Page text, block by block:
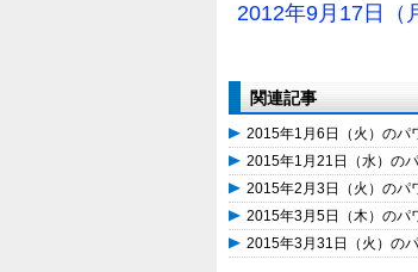
2012年9月17日（
関連記事
2015年1月6日（火）のパ
2015年1月21日（水）の
2015年2月3日（火）のパ
2015年3月5日（木）のパ
2015年3月31日（火）の